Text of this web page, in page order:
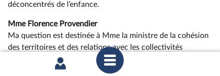
déconcentrés de l’enfance.
Mme Florence Provendier
Ma question est destinée à Mme la ministre de la cohésion
des territoires et des relations avec les collectivités
territoriales, mais je suis ravie de la poser directement à
son ministre délégué, chargé de la ruralité.